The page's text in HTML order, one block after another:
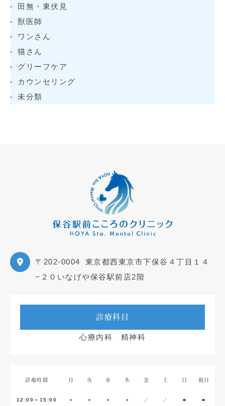
田無・東伏見
獣医師
ワンさん
猫さん
グリーフケア
カウンセリング
未分類
〒202-0004
東京都西東京市下保谷４丁目１４
−２０いなげや保谷駅前店2階
診療科目
心療内科 精神科
診療時間 月 火 水 木 金 土 日 祝日
12:00～15:00 ● ● ● ● ／ ／ ■ ■